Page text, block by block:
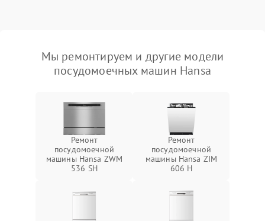
Мы ремонтируем и другие модели
посудомоечных машин Hansa
Ремонт
посудомоечной
машины Hansa ZWM
536 SH
Ремонт
посудомоечной
машины Hansa ZIM
606 Н